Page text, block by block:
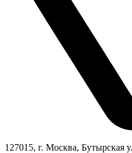
127015, г. Москва, Бутырская